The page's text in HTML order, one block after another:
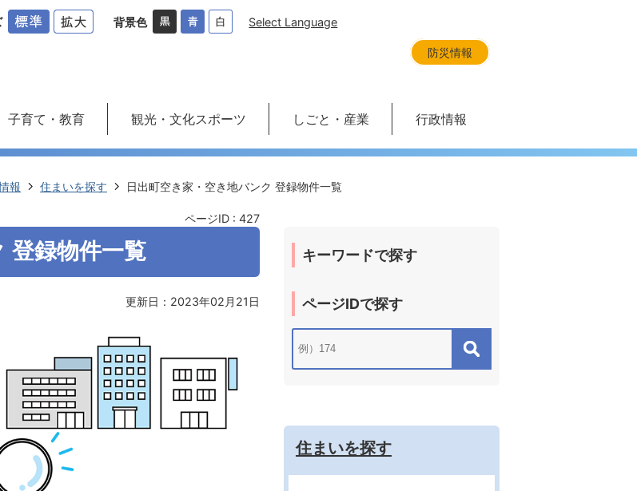
背景色 Select Language
防災情報
子育て・教育 観光・文化スポーツ しごと・産業 行政情報
報 住まいを探す 日出町空き家・空き地バンク 登録物件一覧
ページID : 427
登録物件一覧
更新日：2023年02月21日
キーワードで探す
ページIDで探す
住まいを探す